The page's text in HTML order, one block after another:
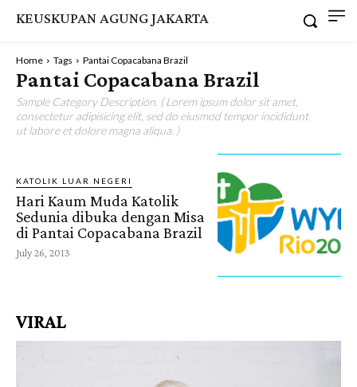
KEUSKUPAN AGUNG JAKARTA
Home Tags Pantai Copacabana Brazil
Pantai Copacabana Brazil
Sample Category Description. ( Lorem ipsum dolor sit amet,
consectetur adipisicing elit, sed do eiusmod tempor incididunt
ut labore et dolore magna aliqua. )
KATOLIK LUAR NEGERI
Hari Kaum Muda Katolik
Sedunia dibuka dengan Misa
di Pantai Copacabana Brazil
July 26, 2013
VIRAL